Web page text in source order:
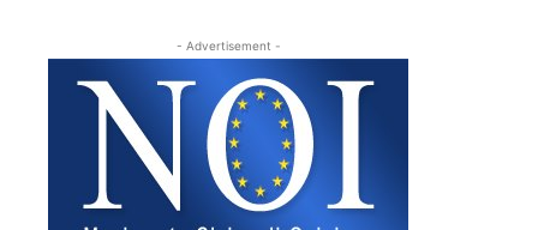
- Advertisement -